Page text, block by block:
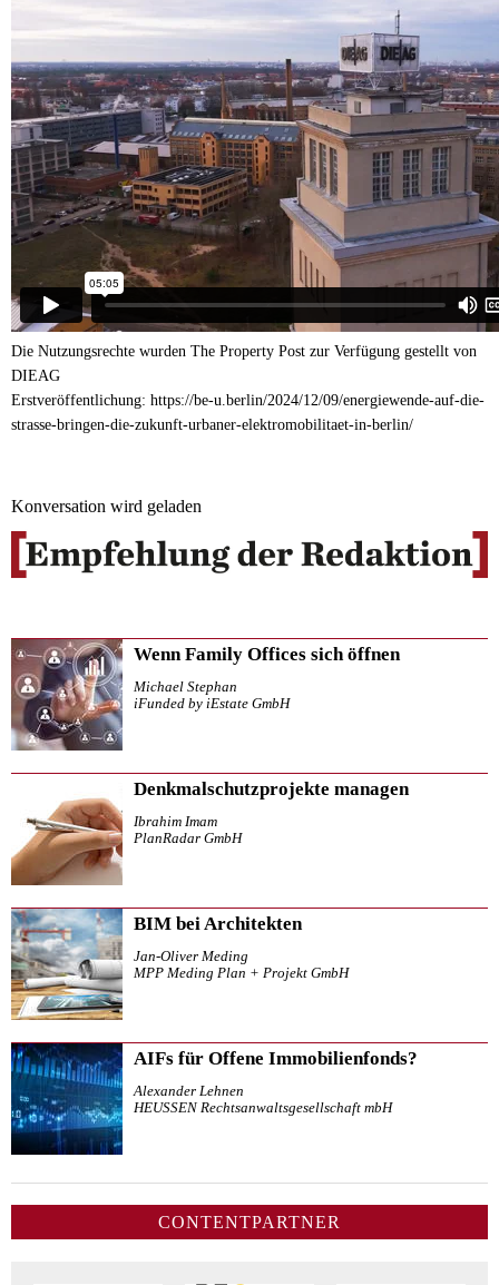
Die Nutzungsrechte wurden The Property Post zur Verfügung gestellt von
DIEAG
Erstveröffentlichung: https://be-u.berlin/2024/12/09/energiewende-auf-die-
strasse-bringen-die-zukunft-urbaner-elektromobilitaet-in-berlin/
Konversation wird geladen
Wenn Family Offices sich öffnen
Michael Stephan
iFunded by iEstate GmbH
Denkmalschutzprojekte managen
Ibrahim Imam
PlanRadar GmbH
BIM bei Architekten
Jan-Oliver Meding
MPP Meding Plan + Projekt GmbH
AIFs für Offene Immobilienfonds?
Alexander Lehnen
HEUSSEN Rechtsanwaltsgesellschaft mbH
CONTENTPARTNER